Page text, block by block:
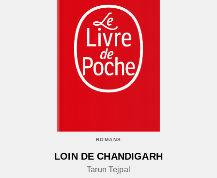
ROMANS
LOIN DE CHANDIGARH
Tarun Tejpal